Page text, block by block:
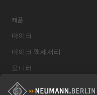
제품
마이크
마이크 액세서리
모니터
스튜디오 모니터 액세서리